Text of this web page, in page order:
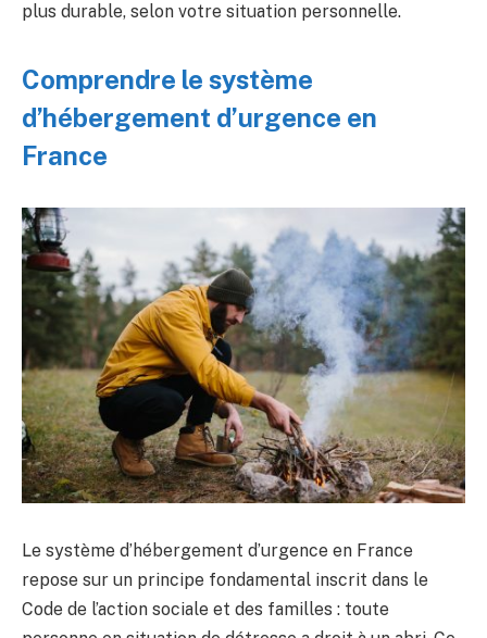
plus durable, selon votre situation personnelle.
Comprendre le système
d’hébergement d’urgence en
France
Le système d’hébergement d’urgence en France
repose sur un principe fondamental inscrit dans le
Code de l’action sociale et des familles : toute